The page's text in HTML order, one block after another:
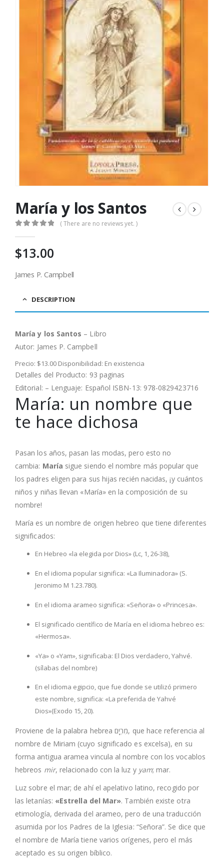
María y los Santos
( There are no reviews yet. )
$13.00
James P. Campbell
DESCRIPTION
María y los Santos – Libro
Autor: James P. Campbell
Precio: $13.00 Disponibilidad: En existencia
Detalles del Producto: 93 paginas
Editorial: – Lenguaje: Español ISBN-13: 978-0829423716
María: un nombre que
te hace dichosa
Pasan los años, pasan las modas, pero esto no
cambia: María sigue siendo el nombre más popular que
los padres eligen para sus hijas recién nacidas, ¡y cuántos
niños y niñas llevan «María» en la composición de su
nombre!
María es un nombre de origen hebreo que tiene diferentes
significados:
En Hebreo «la elegida por Dios» (Lc, 1, 26-38),
En el idioma popular significa: «La Iluminadora» (S.
Jeronimo M 1.23.780).
En el idioma arameo significa: «Señora» o «Princesa».
El significado científico de María en el idioma hebreo es:
«Hermosa».
«Ya» o «Yam», significaba: El Dios verdadero, Yahvé.
(sílabas del nombre)
En el idioma egipcio, que fue donde se utilizó primero
este nombre, significa: «La preferida de Yahvé
Dios»(Exodo 15, 20).
Proviene de la palabra hebrea מִרְיָם, que hace referencia al
nombre de Miriam (cuyo significado es excelsa), en su
forma antigua aramea vincula al nombre con los vocablos
hebreos mir, relacionado con la luz y yam; mar.
Luz sobre el mar; de ahí el apelativo latino, recogido por
las letanías: «Estrella del Mar». También existe otra
etimología, derivada del arameo, pero de una traducción
asumida por los Padres de la Iglesia: “Señora”. Se dice que
el nombre de María tiene varios orígenes, pero el más
aceptado es su origen bíblico.